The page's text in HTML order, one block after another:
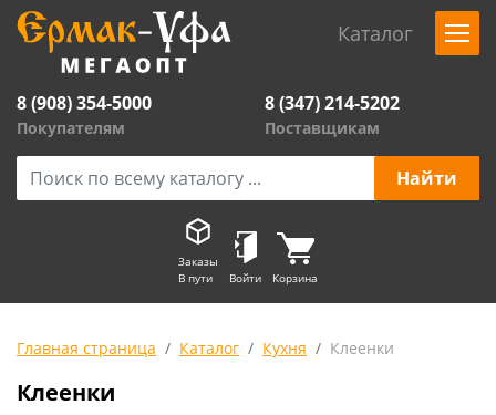
Каталог
8 (908) 354-5000
Покупателям
8 (347) 214-5202
Поставщикам
Заказы
В пути
Войти Корзина
Главная страница Каталог Кухня Клеенки
Клеенки